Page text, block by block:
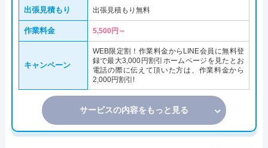
出張見積もり 出張見積もり無料
作業料金 5,500円～
キャンペーン
WEB限定割！作業料金からLINE会員に無料登
録で最大3,000円割引ホームページを見たとお
電話の際に伝えて頂いた方は、作業料金から
2,000円割引!
サービスの内容をもっと見る